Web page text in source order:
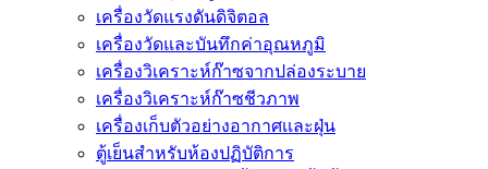
เครื่องวัดแรงดันดิจิตอล
เครื่องวัดและบันทึกค่าอุณหภูมิ
เครื่องวิเคราะห์ก๊าซจากปล่องระบาย
เครื่องวิเคราะห์ก๊าซชีวภาพ
เครื่องเก็บตัวอย่างอากาศเเละฝุ่น
ตู้เย็นสำหรับห้องปฏิบัติการ